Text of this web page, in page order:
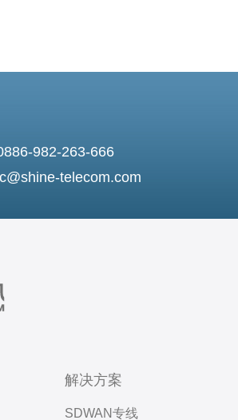
982-263-666
telecom.com
解决方案
SDWAN专线